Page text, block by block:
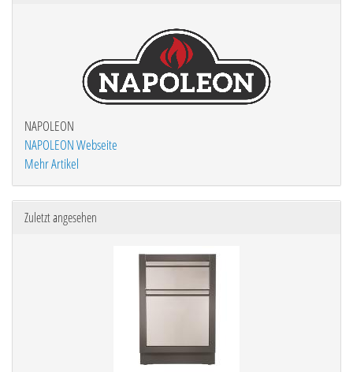
NAPOLEON
NAPOLEON Webseite
Mehr Artikel
Zuletzt angesehen